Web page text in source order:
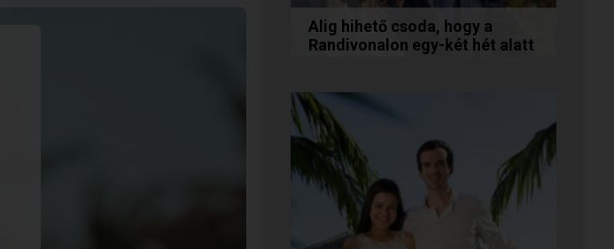
Alig hihető csoda, hogy a
Randivonalon egy-két hét alatt
Teodóra és Zsolt nem a
könnyebb utat választották,
hanem a szerelmet, amely
minden akadály legyőzésével
egyre erősebbé...